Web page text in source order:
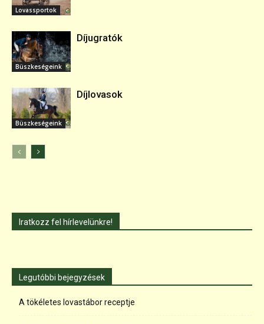
Lovassportok
Büszkeségeink
Díjugratók
Büszkeségeink
Díjlovasok
Iratkozz fel hírlevelünkre!
Legutóbbi bejegyzések
A tökéletes lovastábor receptje